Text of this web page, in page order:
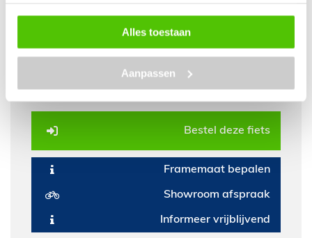
Alles toestaan
Aanpassen
Gazelle Bloom
Prijs : 1.199,-
Bestel deze fiets
Framemaat bepalen
Showroom afspraak
Informeer vrijblijvend